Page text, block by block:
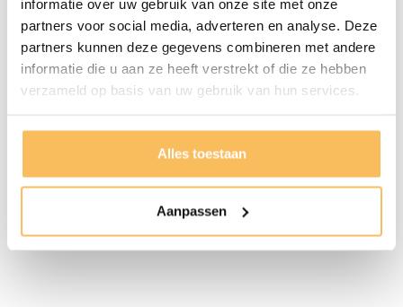
informatie over uw gebruik van onze site met onze
partners voor social media, adverteren en analyse. Deze
partners kunnen deze gegevens combineren met andere
informatie die u aan ze heeft verstrekt of die ze hebben
verzameld op basis van uw gebruik van hun services.
Alles toestaan
Aanpassen
Waskom Natuursteen
Aantal Kraangaten 0
Temperatuur Verschil Kan Het
Hout Altijd Nog Iets Werken, Wij
Raden Aan De Lades Na
Installatie Nauwkeurig Af Te
Stellen.